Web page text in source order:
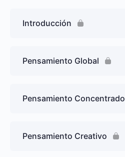
Introducción
Pensamiento Global
Pensamiento Concentrado
Pensamiento Creativo